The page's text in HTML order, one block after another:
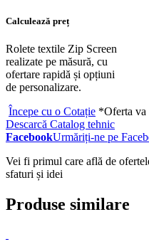
Calculează preț
Rolete textile Zip Screen
realizate pe măsură, cu
ofertare rapidă și opțiuni
de personalizare.
Începe cu o Cotație *Oferta va
Descarcă Catalog tehnic
FacebookUrmăriți-ne pe
Vei fi primul care află de
sfaturi și idei
Produse similare